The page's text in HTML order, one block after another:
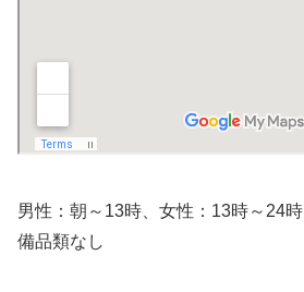
男性：朝～13時、女性：13時～24時
備品類なし